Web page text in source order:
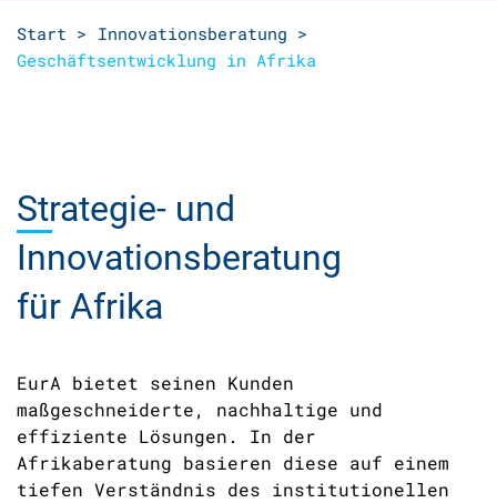
Start > Innovationsberatung >
Geschäftsentwicklung in Afrika
Strategie- und
Innovationsberatung
für Afrika
EurA bietet seinen Kunden
maßgeschneiderte, nachhaltige und
effiziente Lösungen. In der
Afrikaberatung basieren diese auf einem
tiefen Verständnis des institutionellen